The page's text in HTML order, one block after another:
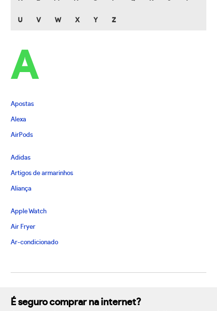
U V W X Y Z
A
Apostas
Alexa
AirPods
Adidas
Artigos de armarinhos
Aliança
Apple Watch
Air Fryer
Ar-condicionado
É seguro comprar na internet?